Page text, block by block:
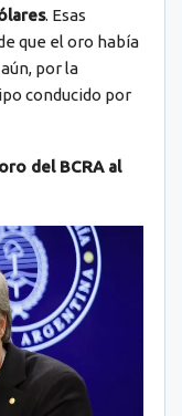
. Esas
que el oro había
por la
conducido por
del BCRA al